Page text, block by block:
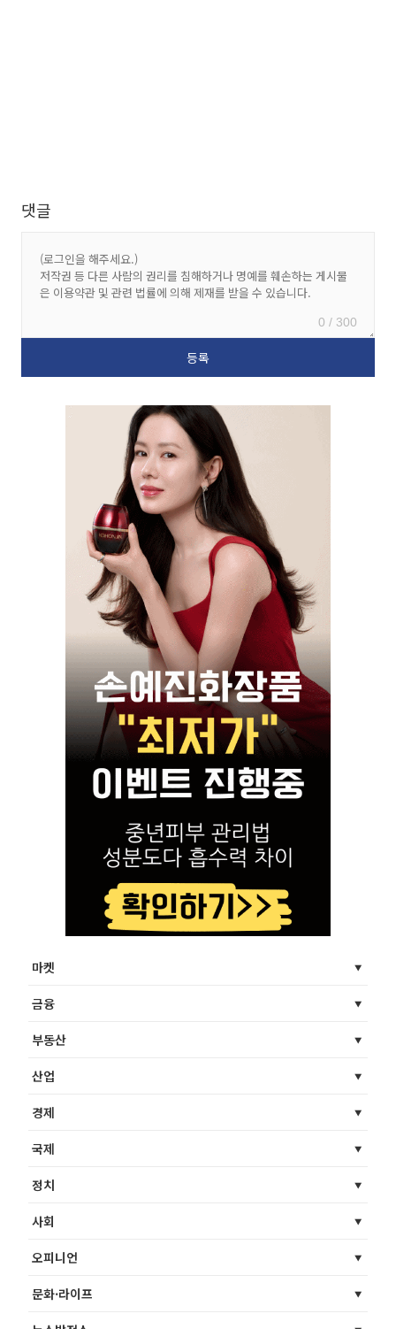
댓글
0 / 300
마켓
금융
부동산
산업
경제
국제
정치
사회
오피니언
문화·라이프